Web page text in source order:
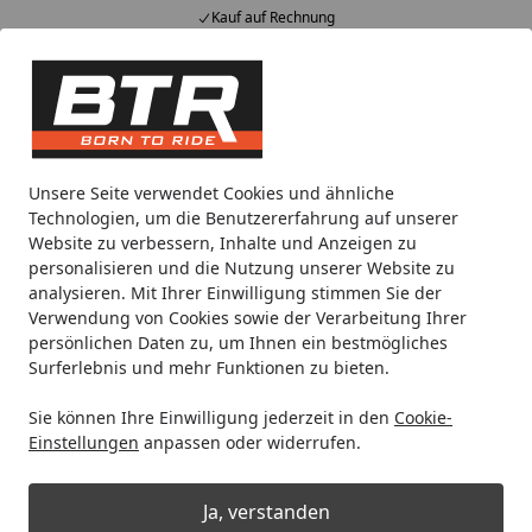
Unsere Seite verwendet Cookies und ähnliche
Technologien, um die Benutzererfahrung auf unserer
Website zu verbessern, Inhalte und Anzeigen zu
personalisieren und die Nutzung unserer Website zu
analysieren. Mit Ihrer Einwilligung stimmen Sie der
Verwendung von Cookies sowie der Verarbeitung Ihrer
persönlichen Daten zu, um Ihnen ein bestmögliches
Surferlebnis und mehr Funktionen zu bieten.
Sie können Ihre Einwilligung jederzeit in den Cookie-
Einstellungen anpassen oder widerrufen.
Ja, verstanden
Kauf auf Rechnung
Alle Produkte
Mein Konto
Suchen
Startseite
Motorradteile & Ersatzteile Anbauteile
BODYSTYLE Raceline Bugspoiler ABS
Kunststoff schwarz-matt für
KAWASAKI Z650, Z650 RS